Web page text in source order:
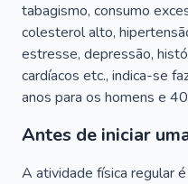
tabagismo, consumo
colesterol alto,
estresse, depressão,
cardíacos etc., indica-se
anos para os homens e
Antes de iniciar
A atividade física regular